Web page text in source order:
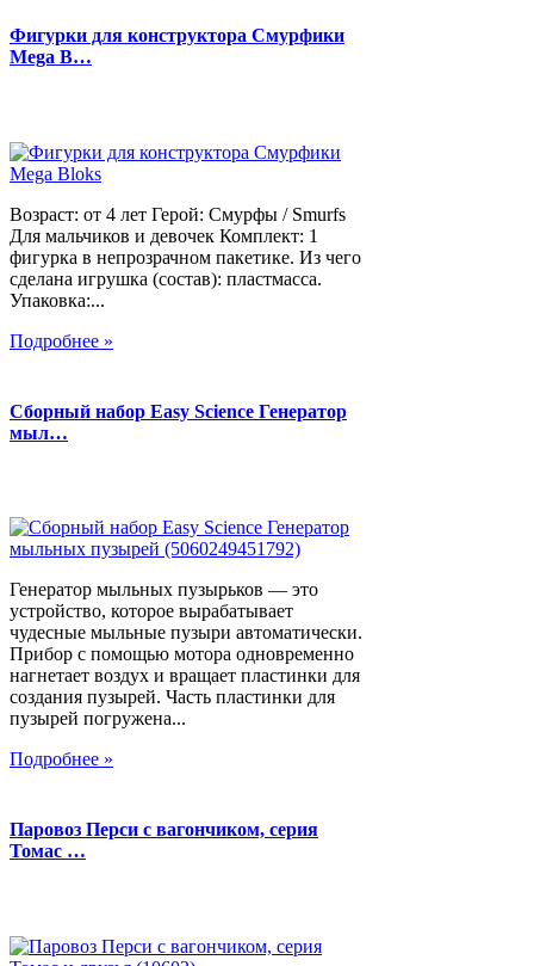
Фигурки для конструктора Смурфики
Mega B…
Возраст: от 4 лет Герой: Смурфы / Smurfs
Для мальчиков и девочек Комплект: 1
фигурка в непрозрачном пакетике. Из чего
сделана игрушка (состав): пластмасса.
Упаковка:...
Подробнее »
Сборный набор Easy Science Генератор
мыл…
Генератор мыльных пузырьков — это
устройство, которое вырабатывает
чудесные мыльные пузыри автоматически.
Прибор с помощью мотора одновременно
нагнетает воздух и вращает пластинки для
создания пузырей. Часть пластинки для
пузырей погружена...
Подробнее »
Паровоз Перси с вагончиком, серия
Томас …